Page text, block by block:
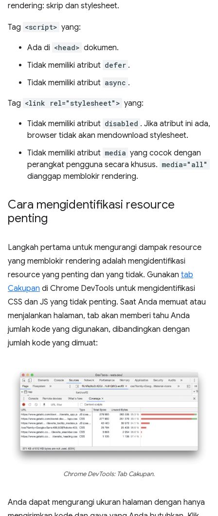
rendering: skrip dan stylesheet.
Tag <script> yang:
Ada di <head> dokumen.
Tidak memiliki atribut defer .
Tidak memiliki atribut async .
Tag <link rel="stylesheet"> yang:
Tidak memiliki atribut disabled . Jika atribut ini ada,
browser tidak akan mendownload stylesheet.
Tidak memiliki atribut media yang cocok dengan
perangkat pengguna secara khusus. media="all"
dianggap memblokir rendering.
Cara mengidentifikasi resource
penting
Langkah pertama untuk mengurangi dampak resource
yang memblokir rendering adalah mengidentifikasi
resource yang penting dan yang tidak. Gunakan tab
Cakupan di Chrome DevTools untuk mengidentifikasi
CSS dan JS yang tidak penting. Saat Anda memuat atau
menjalankan halaman, tab akan memberi tahu Anda
jumlah kode yang digunakan, dibandingkan dengan
jumlah kode yang dimuat:
Chrome DevTools: Tab Cakupan.
Anda dapat mengurangi ukuran halaman dengan hanya